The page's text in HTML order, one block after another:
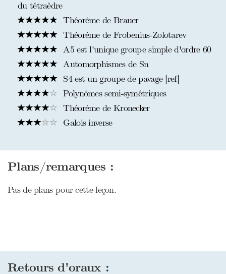
du tétraèdre
Théorème de Brauer
Théorème de Frobenius-Zolotarev
A5 est l'unique groupe simple d'ordre 60
Automorphismes de Sn
S4 est un groupe de pavage [ref]
Polynômes semi-symétriques
Théorème de Kronecker
Galois inverse
Plans/remarques :
Pas de plans pour cette leçon.
Retours d'oraux :